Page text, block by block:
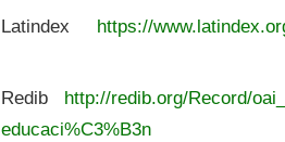
Latindex https://
Redib
http://redib.org/Record/
educaci%C3%B3n